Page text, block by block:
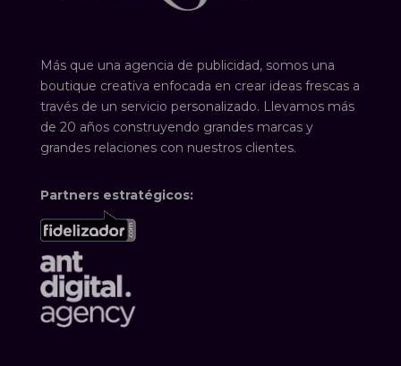
Más que una agencia de publicidad, somos una
boutique creativa enfocada en crear ideas frescas a
través de un servicio personalizado. Llevamos más
de 20 años construyendo grandes marcas y
grandes relaciones con nuestros clientes.
Partners estratégicos: